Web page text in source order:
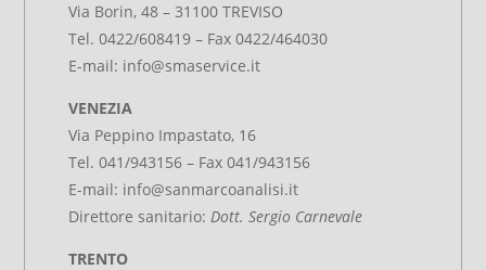
Via Borin, 48 – 31100 TREVISO
Tel.0422/608419 – Fax 0422/464030
E-mail: info@smaservice.it
VENEZIA
Via Peppino Impastato, 16
Tel. 041/943156 – Fax 041/943156
E-mail: info@sanmarcoanalisi.it
Direttore sanitario:Dott. Sergio Carnevale
TRENTO